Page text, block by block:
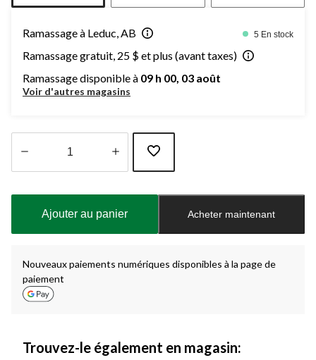
Ramassage à Leduc, AB 5 En stock
Ramassage gratuit, 25 $ et plus (avant taxes)
Ramassage disponible à 09 h 00, 03 août
Voir d'autres magasins
à
Ajouter au panier Acheter maintenant
Nouveaux paiements numériques disponibles à la page de
paiement
Trouvez-le également en magasin: